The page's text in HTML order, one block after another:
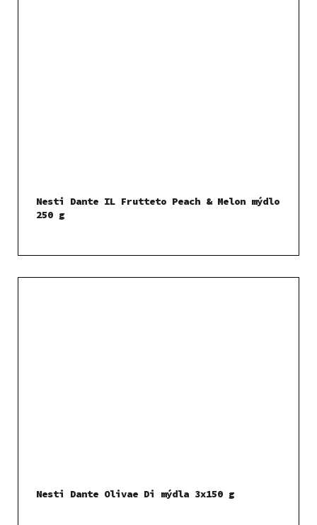
Nesti Dante IL Frutteto Peach & Melon mýdlo
250 g
Nesti Dante Olivae Di mýdla 3x150 g